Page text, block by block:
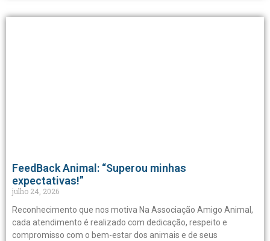
FeedBack Animal: “Superou minhas
expectativas!”
julho 24, 2026
Reconhecimento que nos motiva Na Associação Amigo Animal,
cada atendimento é realizado com dedicação, respeito e
compromisso com o bem-estar dos animais e de seus